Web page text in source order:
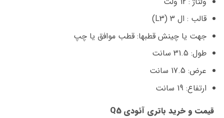
قالب : ال 3 (L3)
جهت یا چینش قطبها: قطب موافق یا چپ
طول: 31.5 سانت
عرض: 17.5 سانت
ارتفاع: 19 سانت
قیمت و خرید باتری آئودی Q5